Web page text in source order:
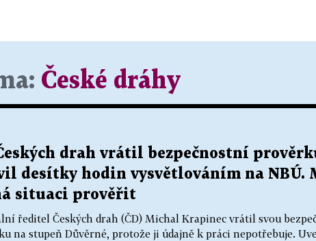
České dráhy
drah vrátil bezpečnostní
desítky hodin vysvětlováním na NBÚ.
situaci prověřit
ředitel Českých drah (ČD) Michal Krapinec vrátil svou
na stupeň Důvěrné, protože ji údajně k práci nepotřebuje.